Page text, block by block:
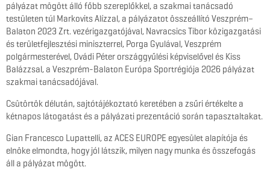
pályázat mögött álló főbb szereplőkkel, a szakmai tanácsadó
testületen túl Markovits Alízzal, a pályázatot összeállító Veszprém–
Balaton 2023 Zrt. vezérigazgatójával, Navracsics Tibor közigazgatási
és területfejlesztési miniszterrel, Porga Gyulával, Veszprém
polgármesterével, Ovádi Péter országgyűlési képviselővel és Kiss
Balázzsal, a Veszprém-Balaton Európa Sportrégiója 2026 pályázat
szakmai tanácsadójával.
Csütörtök délután, sajtótájékoztató keretében a zsűri értékelte a
kétnapos látogatást és a pályázati prezentáció során tapasztaltakat.
Gian Francesco Lupattelli, az ACES EUROPE egyesület alapítója és
elnöke elmondta, hogy jól látszik, milyen nagy munka és összefogás
áll a pályázat mögött.